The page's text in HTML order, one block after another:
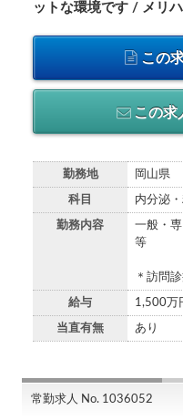
ットな環境です / メリ
この
この求
勤務地 岡山県
科目 内分泌
勤務内容
一般・
等
＊訪問
給与 1,500万
当直有無 あり
常勤求人 No. 1036052